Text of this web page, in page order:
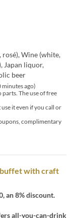
Wine (white,
Japan liquor,
beer
minutes ago)
parts. The use of free
it even if you call or
complimentary
buffet with craft
an 8% discount.
all-you-can-drink